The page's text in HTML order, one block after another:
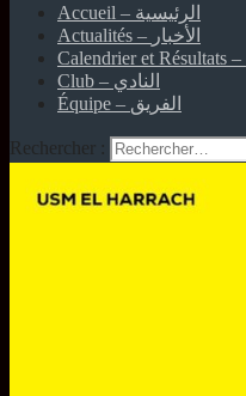
Accueil – الرئيسية
Actualités – الأخبار
Club – النادي
Équipe – الفريق
Rechercher :